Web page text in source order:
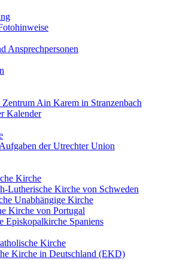
Ansprechpersonen
Zentrum Ain Karem in Stranzenbach
Kalender
der Utrechter Union
Kirche
Lutherische Kirche von Schweden
Unabhängige Kirche
Kirche von Portugal
Episkopalkirche Spaniens
Kirche
Kirche in Deutschland (EKD)